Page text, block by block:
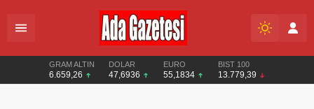
GRAM ALTIN
6.659,26
DOLAR
47,6936
EURO
55,1834
BIST 100
13.779,39